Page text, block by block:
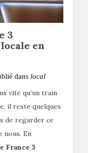
3
en
dans local
vite qu’un train
il reste quelques
de regarder ce
nous. En
France 3